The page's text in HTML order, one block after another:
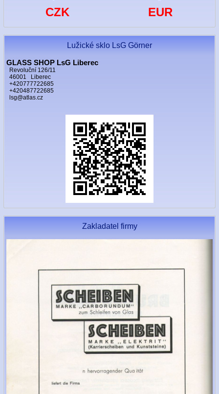
CZK EUR
Lužické sklo LsG Görner
GLASS SHOP LsG Liberec
Revoluční 126/11
46001 Liberec
+420777722685
+420487722685
lsg@atlas.cz
Zakladatel firmy